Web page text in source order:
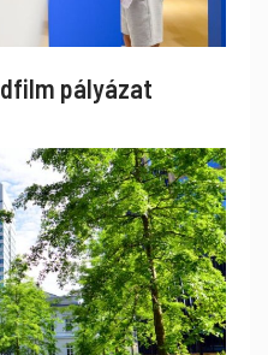
pályázat